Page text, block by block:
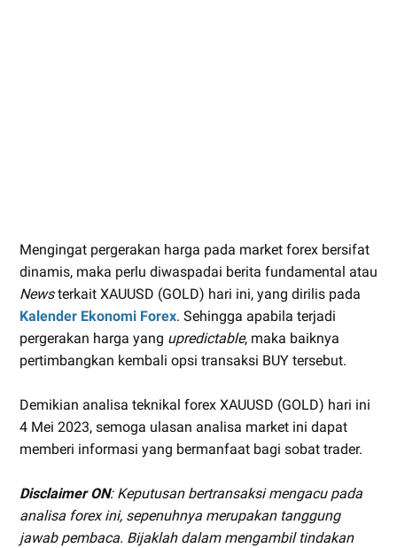
Mengingat pergerakan harga pada market forex bersifat
dinamis, maka perlu diwaspadai berita fundamental atau
Newsterkait XAUUSD (GOLD) hari ini, yang dirilis pada
Kalender Ekonomi Forex. Sehingga apabila terjadi
pergerakan harga yang upredictable, maka baiknya
pertimbangkan kembali opsi transaksi BUY tersebut.
Demikian analisa teknikal forex XAUUSD (GOLD) hari ini
4 Mei 2023, semoga ulasan analisa market ini dapat
memberi informasi yang bermanfaat bagi sobat trader.
Disclaimer ON: Keputusan bertransaksi mengacu pada
analisa forex ini, sepenuhnya merupakan tanggung
jawab pembaca. Bijaklah dalam mengambil tindakan